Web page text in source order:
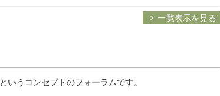
一覧表示を見る
うコンセプトのフォーラムです。